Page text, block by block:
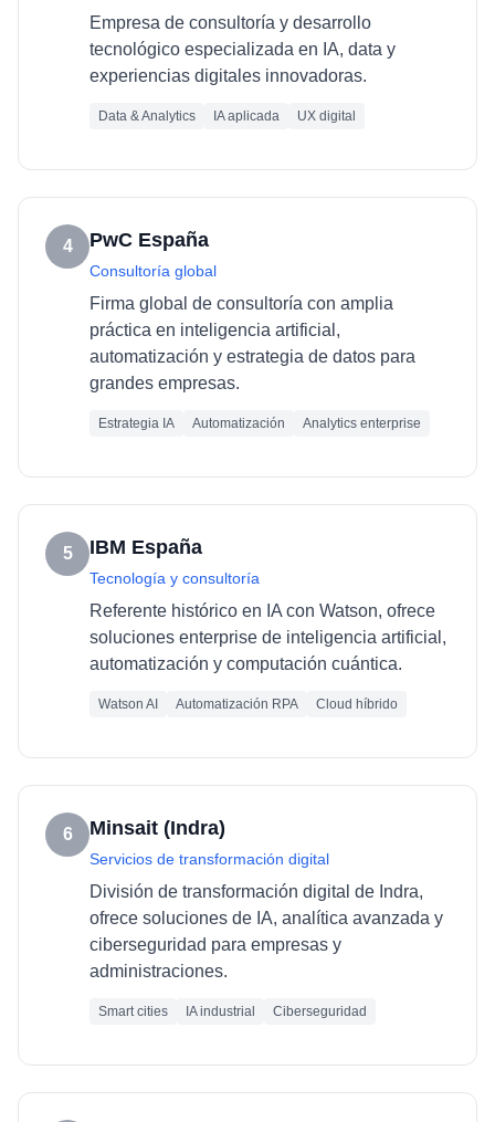
Empresa de consultoría y desarrollo
tecnológico especializada en IA, data y
experiencias digitales innovadoras.
Data & Analytics IA aplicada UX digital
4 PwC España
Consultoría global
Firma global de consultoría con amplia
práctica en inteligencia artificial,
automatización y estrategia de datos para
grandes empresas.
Estrategia IA Automatización Analytics enterprise
5 IBM España
Tecnología y consultoría
Referente histórico en IA con Watson, ofrece
soluciones enterprise de inteligencia artificial,
automatización y computación cuántica.
Watson AI Automatización RPA Cloud híbrido
6 Minsait (Indra)
Servicios de transformación digital
División de transformación digital de Indra,
ofrece soluciones de IA, analítica avanzada y
ciberseguridad para empresas y
administraciones.
Smart cities IA industrial Ciberseguridad